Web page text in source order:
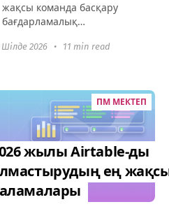
жақсы команда басқару
бағдарламалық
терең зерттеу жүргізеді.
өзгертіп,
ынтымақтастықты
жақсартатынын...
Шілде 2026 • 11 min read
ПМ МЕКТЕП
жылы Airtable-ды
ең